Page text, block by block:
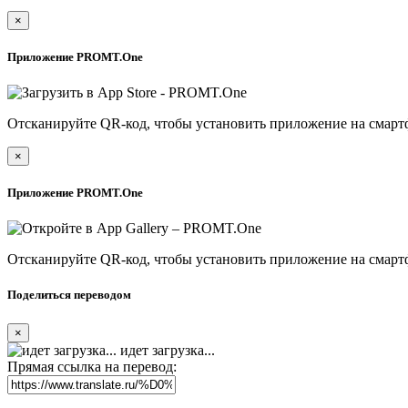
×
Приложение PROMT.One
Отсканируйте QR-код, чтобы установить приложение на
×
Приложение PROMT.One
Отсканируйте QR-код, чтобы установить приложение на
Поделиться переводом
×
идет загрузка...
Прямая ссылка на перевод: